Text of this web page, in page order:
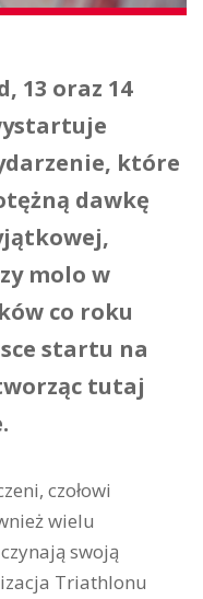
13 oraz 14
które
dawkę
molo w
co roku
startu na
tutaj
czołowi
wielu
swoją
Triathlonu